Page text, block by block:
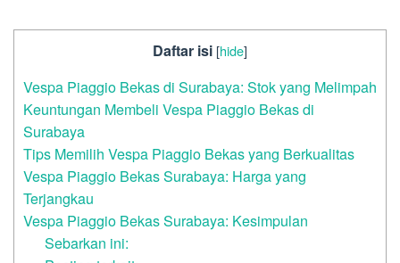
Daftar isi [hide]
Vespa Piaggio Bekas di Surabaya: Stok yang Melimpah
Keuntungan Membeli Vespa Piaggio Bekas di
Surabaya
Tips Memilih Vespa Piaggio Bekas yang Berkualitas
Vespa Piaggio Bekas Surabaya: Harga yang
Terjangkau
Vespa Piaggio Bekas Surabaya: Kesimpulan
Sebarkan ini: